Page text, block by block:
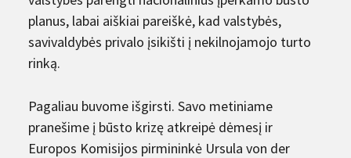
planus, labai aiškiai pareiškė, kad valstybės,
savivaldybės privalo įsikišti į nekilnojamojo turto
rinką.
Pagaliau buvome išgirsti. Savo metiniame
pranešime į būsto krizę atkreipė dėmesį ir
Europos Komisijos pirmininkė Ursula von der